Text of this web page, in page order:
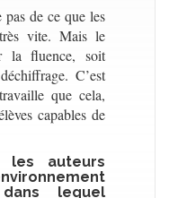
de ce que les
très vite. Mais le
la fluence, soit
C’est
que cela,
capables de
les auteurs
lequel